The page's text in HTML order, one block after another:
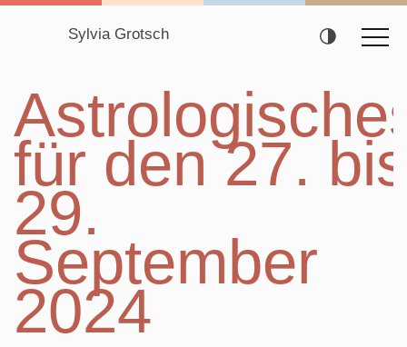
Sylvia Grotsch
Navigation
überspringen
für den 27. bis
29.
September
2024